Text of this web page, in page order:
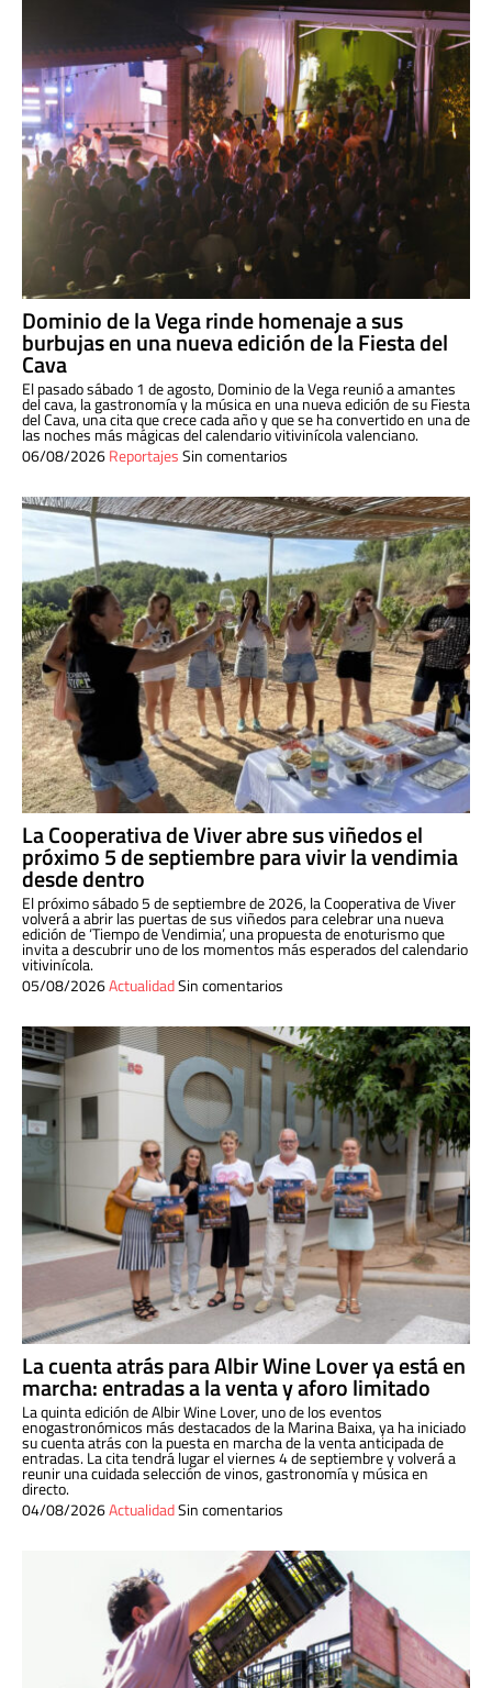
Dominio de la Vega rinde homenaje a sus
burbujas en una nueva edición de la Fiesta del
Cava
El pasado sábado 1 de agosto, Dominio de la Vega reunió a amantes
del cava, la gastronomía y la música en una nueva edición de su Fiesta
del Cava, una cita que crece cada año y que se ha convertido en una de
las noches más mágicas del calendario vitivinícola valenciano.
06/08/2026ReportajesSin comentarios
La Cooperativa de Viver abre sus viñedos el
próximo 5 de septiembre para vivir la vendimia
desde dentro
El próximo sábado 5 de septiembre de 2026, la Cooperativa de Viver
volverá a abrir las puertas de sus viñedos para celebrar una nueva
edición de ‘Tiempo de Vendimia’, una propuesta de enoturismo que
invita a descubrir uno de los momentos más esperados del calendario
vitivinícola.
05/08/2026ActualidadSin comentarios
La cuenta atrás para Albir Wine Lover ya está en
marcha: entradas a la venta y aforo limitado
La quinta edición de Albir Wine Lover, uno de los eventos
enogastronómicos más destacados de la Marina Baixa, ya ha iniciado
su cuenta atrás con la puesta en marcha de la venta anticipada de
entradas. La cita tendrá lugar el viernes 4 de septiembre y volverá a
reunir una cuidada selección de vinos, gastronomía y música en
directo.
04/08/2026ActualidadSin comentarios